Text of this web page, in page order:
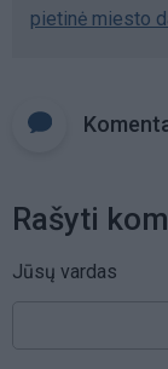
pietinė miesto
Rašyti
Jūsų vardas